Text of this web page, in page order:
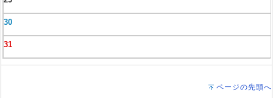
30
31
ページの先頭へ